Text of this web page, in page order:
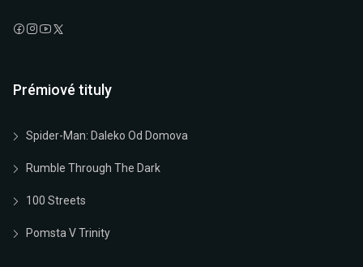
Prémiové tituly
Spider-Man: Daleko Od Domova
Rumble Through The Dark
100 Streets
Pomsta V Trinity